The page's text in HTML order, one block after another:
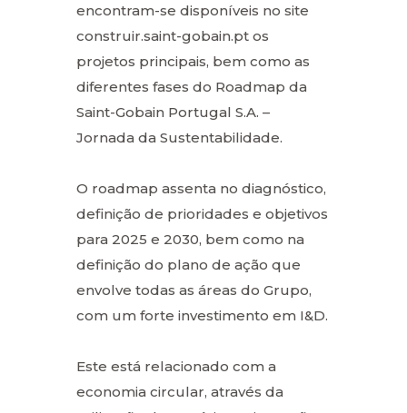
encontram-se disponíveis no site
construir.saint-gobain.pt os
projetos principais, bem como as
diferentes fases do Roadmap da
Saint-Gobain Portugal S.A. –
Jornada da Sustentabilidade.
O roadmap assenta no diagnóstico,
definição de prioridades e objetivos
para 2025 e 2030, bem como na
definição do plano de ação que
envolve todas as áreas do Grupo,
com um forte investimento em I&D.
Este está relacionado com a
economia circular, através da